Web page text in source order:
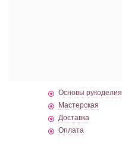
Основы рукоделия
Мастерская
Доставка
Оплата